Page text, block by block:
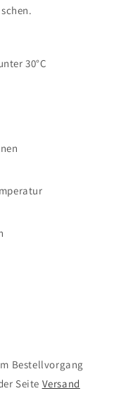
30°C
Bestellvorgang
Seite Versand